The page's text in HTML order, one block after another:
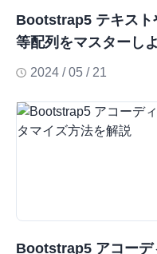
Bootstrap5 テキスト
等配列をマスターし
2024 / 05 / 21
Bootstrap5 アコーデ